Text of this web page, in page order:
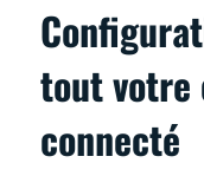
tout votre
connecté